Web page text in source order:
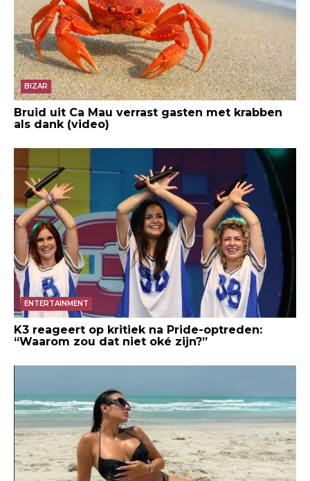
BIZAR
Bruid uit Ca Mau verrast gasten met krabben
als dank (video)
ENTERTAINMENT
K3 reageert op kritiek na Pride-optreden:
“Waarom zou dat niet oké zijn?”